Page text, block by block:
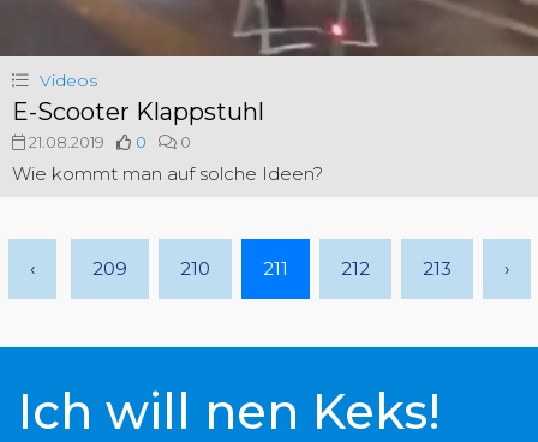
Videos
E-Scooter Klappstuhl
21.08.2019 0 0
Wie kommt man auf solche Ideen?
‹ 209 210 211 212 213 ›
Ich will nen Keks!